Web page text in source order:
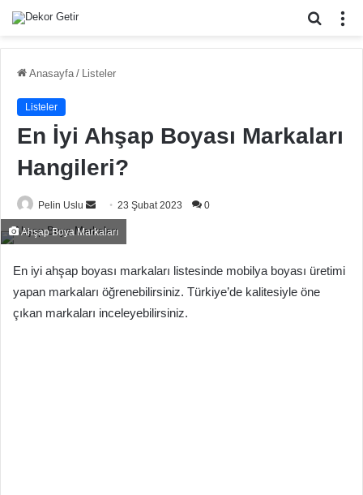
Arama
Anasayfa / Listeler
Listeler
En İyi Ahşap Boyası Markaları
Hangileri?
Pelin Uslu
Bir
posta
23 Şubat 2023 0
Ahşap Boya Markaları
En iyi ahşap boyası markaları listesinde mobilya boyası üretimi
yapan markaları öğrenebilirsiniz. Türkiye’de kalitesiyle öne
çıkan markaları inceleyebilirsiniz.